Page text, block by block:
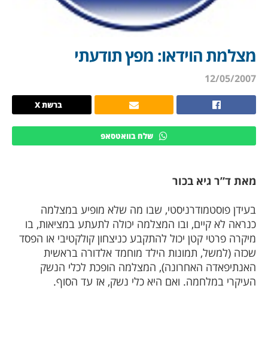
מצלמת הוידאו: מפץ תודעתי
12/05/2007
ברשת X
שלח בוואטסאפ
מאת ד”ר גיא בכור
בעידן פוסטמודרניסטי, שבו מה שלא מופיע במצלמה
כנראה לא קיים, ובו המצלמה יכולה לתעתע במציאות, בו
מיקרה פרטי קטן יכול להתקבע כניצחון קולקטיבי או הפסד
שכזה (למשל, תמונות הילד מוחמד אלדורה בראשית
האנתיפאדה האחרונה), המצלמה הופכת לכלי הנשק
העיקרי במלחמה. ואם היא כלי נשק, אז עד הסוף.